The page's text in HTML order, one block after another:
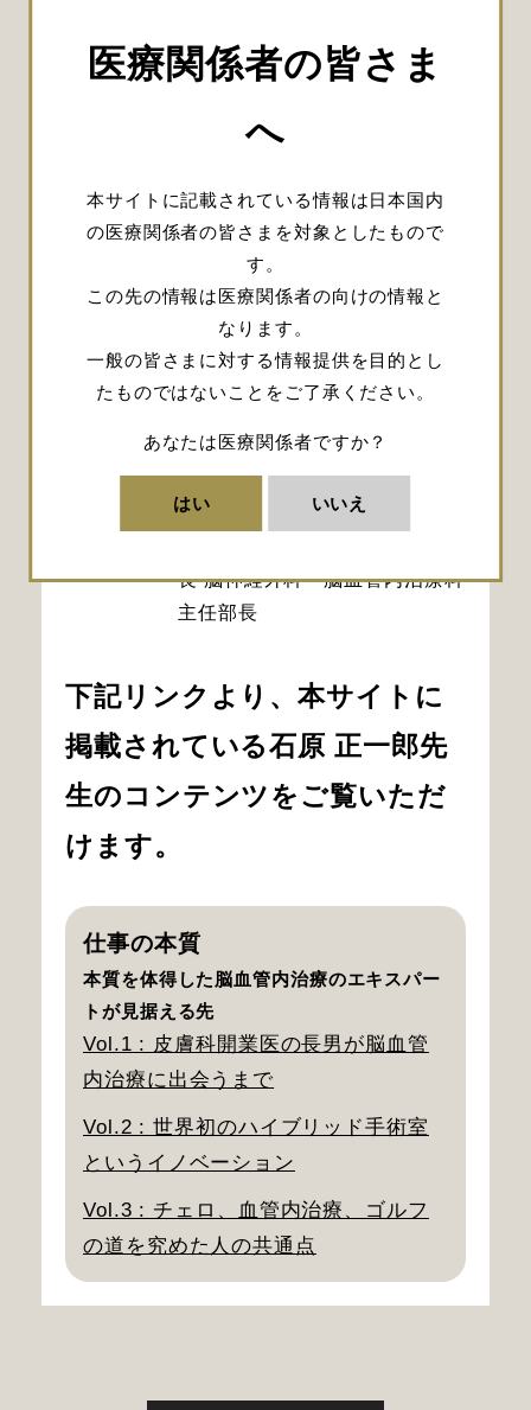
医療関係者の皆さま
へ
本サイトに記載されている情報は日本国内
の医療関係者の皆さまを対象としたもので
す。
この先の情報は医療関係者の向けの情報と
なります。
一般の皆さまに対する情報提供を目的とし
たものではないことをご了承ください。
あなたは医療関係者ですか？
はい いいえ
Houston, USA, Clinical fellow
1999年
Rothschild Foundation
Clinical fellow
師
2004年
埼玉医科大学 脳神経外科 助教
脳神経外科准教授 脳血管内治療
脳神経外科 教授
2017年
埼玉石心会病院 病院長 脳神経
センター長
長 脳神経外科・脳血管内治療科
主任部長
下記リンクより、本サイトに
掲載されている石原 正一郎先
生のコンテンツをご覧いただ
けます。
仕事の本質
本質を体得した脳血管内治療のエキスパー
トが見据える先
Vol.1 : 皮膚科開業医の長男が脳血管
内治療に出会うまで
Vol.2 : 世界初のハイブリッド手術室
というイノベーション
Vol.3 : チェロ、血管内治療、ゴルフ
の道を究めた人の共通点